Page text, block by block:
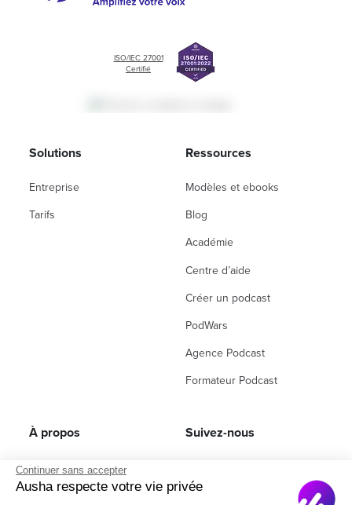
ISO/IEC 27001
Certifié
Solutions
Entreprise
Tarifs
Ressources
Modèles et ebooks
Blog
Académie
Centre d’aide
Créer un podcast
PodWars
Agence Podcast
Formateur Podcast
À propos
À propos de nous
Recrutement
Suivez-nous
Continuer sans accepter
Ausha respecte votre vie privée